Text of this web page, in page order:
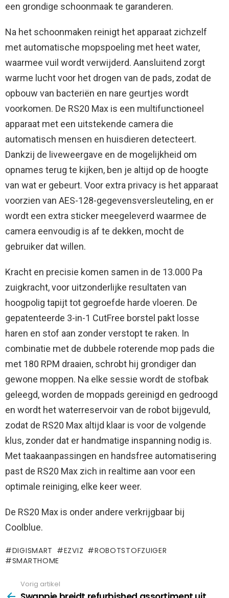
een grondige schoonmaak te garanderen.
Na het schoonmaken reinigt het apparaat zichzelf
met automatische mopspoeling met heet water,
waarmee vuil wordt verwijderd. Aansluitend zorgt
warme lucht voor het drogen van de pads, zodat de
opbouw van bacteriën en nare geurtjes wordt
voorkomen. De RS20 Max is een multifunctioneel
apparaat met een uitstekende camera die
automatisch mensen en huisdieren detecteert.
Dankzij de liveweergave en de mogelijkheid om
opnames terug te kijken, ben je altijd op de hoogte
van wat er gebeurt. Voor extra privacy is het apparaat
voorzien van AES-128-gegevensversleuteling, en er
wordt een extra sticker meegeleverd waarmee de
camera eenvoudig is af te dekken, mocht de
gebruiker dat willen.
Kracht en precisie komen samen in de 13.000 Pa
zuigkracht, voor uitzonderlijke resultaten van
hoogpolig tapijt tot gegroefde harde vloeren. De
gepatenteerde 3-in-1 CutFree borstel pakt losse
haren en stof aan zonder verstopt te raken. In
combinatie met de dubbele roterende mop pads die
met 180 RPM draaien, schrobt hij grondiger dan
gewone moppen. Na elke sessie wordt de stofbak
geleegd, worden de moppads gereinigd en gedroogd
en wordt het waterreservoir van de robot bijgevuld,
zodat de RS20 Max altijd klaar is voor de volgende
klus, zonder dat er handmatige inspanning nodig is.
Met taakaanpassingen en handsfree automatisering
past de RS20 Max zich in realtime aan voor een
optimale reiniging, elke keer weer.
De RS20 Max is onder andere verkrijgbaar bij
Coolblue.
DIGISMART EZVIZ
ROBOTSTOFZUIGER
SMARTHOME
more
Vorig artikel